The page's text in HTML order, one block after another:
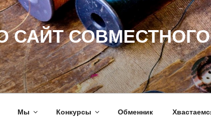
САЙТ СОВМЕСТНОГО
Мы Конкурсы Обменник